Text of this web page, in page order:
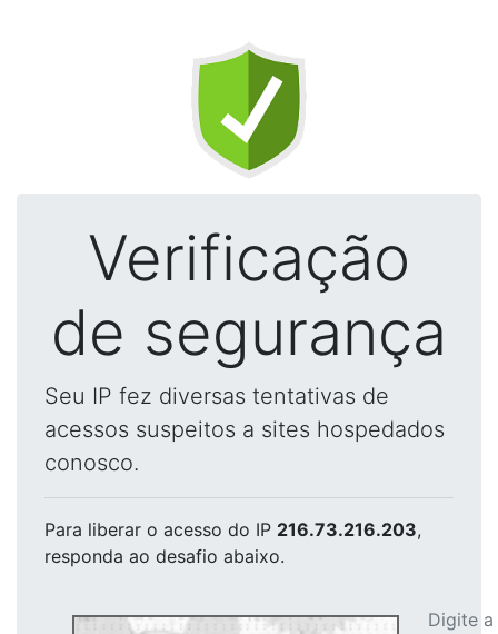
Verificação
de segurança
Seu IP fez diversas tentativas de
acessos suspeitos a sites hospedados
conosco.
Para liberar o acesso do IP 216.73.216.203,
responda ao desafio abaixo.
Digite